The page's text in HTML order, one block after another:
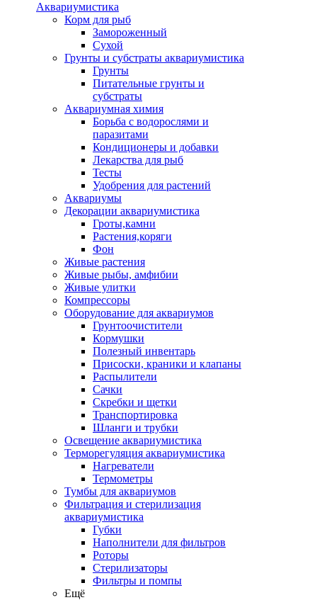
Аквариумистика
Корм для рыб
Замороженный
Сухой
Грунты и субстраты аквариумистика
Грунты
Питательные грунты и
субстраты
Аквариумная химия
Борьба с водорослями и
паразитами
Кондиционеры и добавки
Лекарства для рыб
Тесты
Удобрения для растений
Аквариумы
Декорации аквариумистика
Гроты,камни
Растения,коряги
Фон
Живые растения
Живые рыбы, амфибии
Живые улитки
Компрессоры
Оборудование для аквариумов
Грунтоочистители
Кормушки
Полезный инвентарь
Присоски, краники и клапаны
Распылители
Сачки
Скребки и щетки
Транспортировка
Шланги и трубки
Освещение аквариумистика
Терморегуляция аквариумистика
Нагреватели
Термометры
Тумбы для аквариумов
Фильтрация и стерилизация
аквариумистика
Губки
Наполнители для фильтров
Роторы
Стерилизаторы
Фильтры и помпы
Ещё